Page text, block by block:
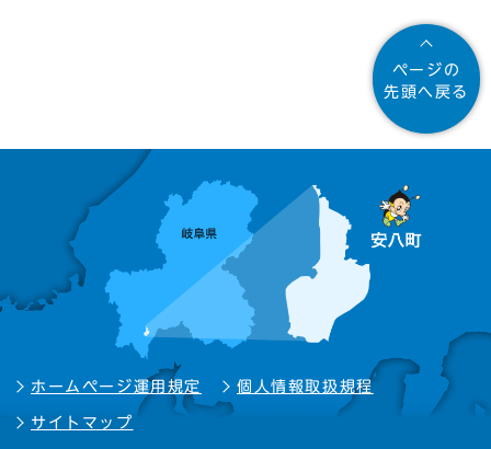
ページの
先頭へ戻る
ホームページ運用規定 個人情報取扱規程
サイトマップ